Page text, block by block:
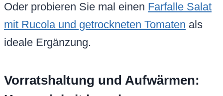
Oder probieren Sie mal einen Farfalle Salat
mit Rucola und getrockneten Tomaten als
ideale Ergänzung.
Vorratshaltung und Aufwärmen: